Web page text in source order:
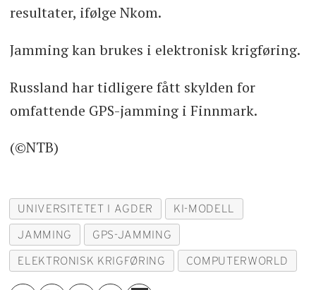
resultater, ifølge Nkom.
Jamming kan brukes i elektronisk krigføring.
Russland har tidligere fått skylden for
omfattende GPS-jamming i Finnmark.
(©NTB)
UNIVERSITETET I AGDER KI-MODELL
JAMMING GPS-JAMMING
ELEKTRONISK KRIGFØRING COMPUTERWORLD